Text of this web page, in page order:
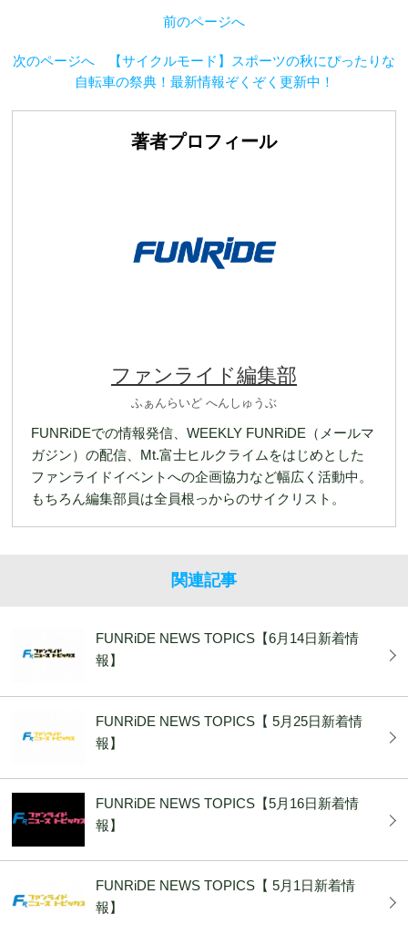
前のページへ
次のページへ 【サイクルモード】スポーツの秋にぴったりな
自転車の祭典！最新情報ぞくぞく更新中！
著者プロフィール
ファンライド編集部
ふぁんらいど へんしゅうぶ
FUNRiDEでの情報発信、WEEKLY FUNRiDE（メールマ
ガジン）の配信、Mt.富士ヒルクライムをはじめとした
ファンライドイベントへの企画協力など幅広く活動中。
もちろん編集部員は全員根っからのサイクリスト。
関連記事
FUNRiDE NEWS TOPICS【6月14日新着情
報】
FUNRiDE NEWS TOPICS【 5月25日新着情
報】
FUNRiDE NEWS TOPICS【5月16日新着情
報】
FUNRiDE NEWS TOPICS【 5月1日新着情
報】